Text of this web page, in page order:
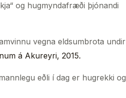
og hugmyndafræði þjónandi
vegna eldsumbrota undir
á Akureyri, 2015.
eðli í dag er hugrekki og